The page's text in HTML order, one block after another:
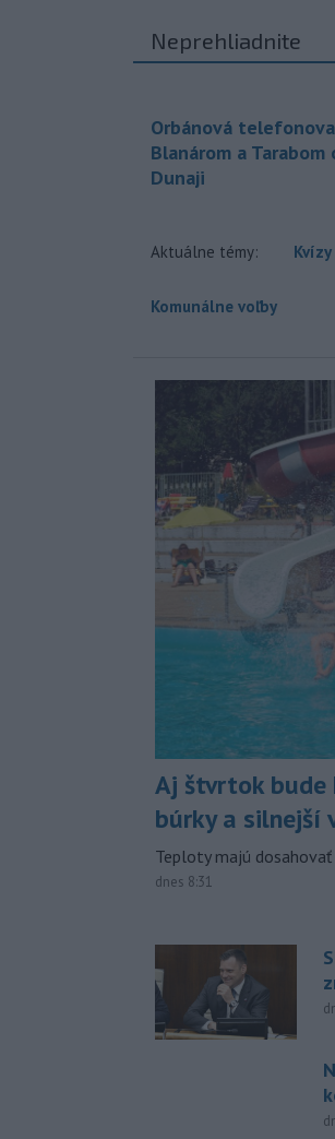
Neprehliadnite
Orbánová
Blanárom a Tarabom
Dunaji
Aktuálne témy: Kvízy
Komunálne voľby
Aj štvrtok bude
búrky a silnejší
Teploty majú
dnes 8:31